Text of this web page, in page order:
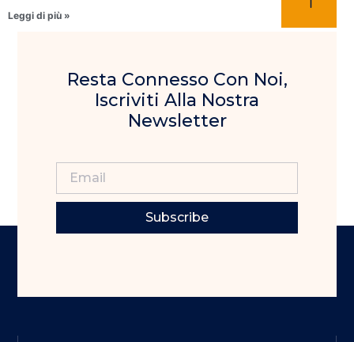
Leggi di più »
Resta Connesso Con Noi,
Iscriviti Alla Nostra
Newsletter
Subscribe